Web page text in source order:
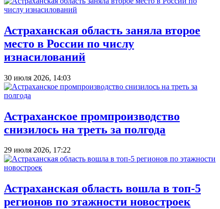
Астраханская область заняла второе
место в России по числу
изнасилований
30 июля 2026, 14:03
Астраханское промпроизводство
снизилось на треть за полгода
29 июля 2026, 17:22
Астраханская область вошла в топ‑5
регионов по этажности новостроек